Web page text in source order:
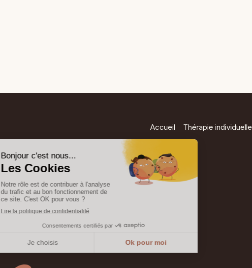
Accueil Thérapie individuelle